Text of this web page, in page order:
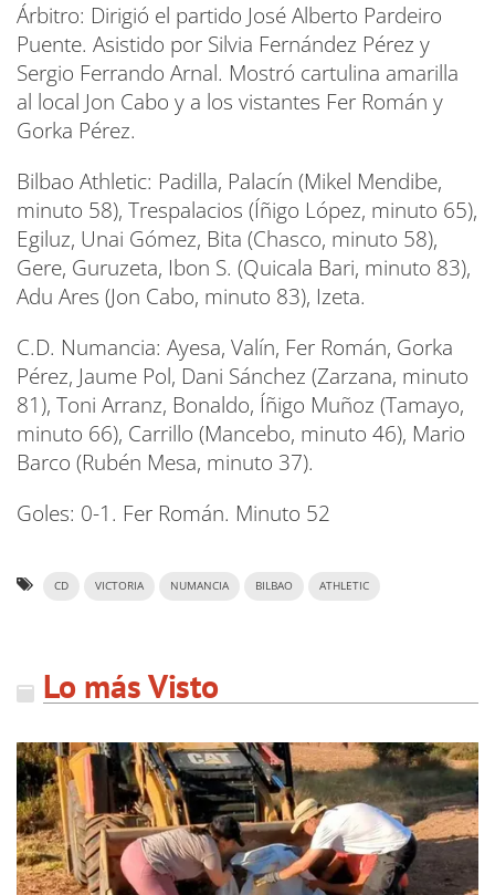
Árbitro: Dirigió el partido José Alberto Pardeiro
Puente. Asistido por Silvia Fernández Pérez y
Sergio Ferrando Arnal. Mostró cartulina amarilla
al local Jon Cabo y a los vistantes Fer Román y
Gorka Pérez.
Bilbao Athletic: Padilla, Palacín (Mikel Mendibe,
minuto 58), Trespalacios (Íñigo López, minuto 65),
Egiluz, Unai Gómez, Bita (Chasco, minuto 58),
Gere, Guruzeta, Ibon S. (Quicala Bari, minuto 83),
Adu Ares (Jon Cabo, minuto 83), Izeta.
C.D. Numancia: Ayesa, Valín, Fer Román, Gorka
Pérez, Jaume Pol, Dani Sánchez (Zarzana, minuto
81), Toni Arranz, Bonaldo, Íñigo Muñoz (Tamayo,
minuto 66), Carrillo (Mancebo, minuto 46), Mario
Barco (Rubén Mesa, minuto 37).
Goles: 0-1. Fer Román. Minuto 52
CD VICTORIA NUMANCIA BILBAO ATHLETIC
Lo más Visto